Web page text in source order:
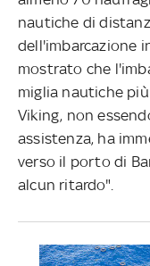
nautiche di
dell'imbarcazione
mostrato che
miglia nautiche
Viking, non
assistenza, ha
verso il porto di
alcun ritardo".